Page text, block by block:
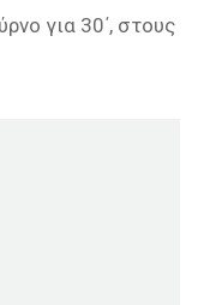
για 30΄, στους